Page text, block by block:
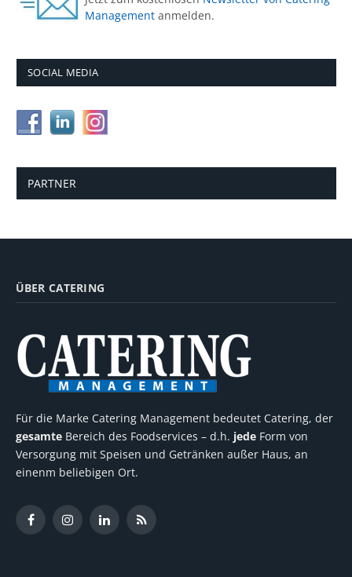
Management anmelden.
SOCIAL MEDIA
PARTNER
ÜBER CATERING
Für die Marke Catering Management bedeutet Catering, der
gesamte Bereich des Foodservices – d.h. jede Form von
Versorgung mit Speisen und Getränken außer Haus, an
einenm beliebigen Ort.
FacebookInstagramLinkedInRSS